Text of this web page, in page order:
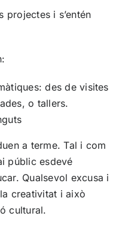
projectes i s’entén
des de visites
o tallers.
a terme. Tal i com
públic esdevé
Qualsevol excusa i
creativitat i això
cultural.